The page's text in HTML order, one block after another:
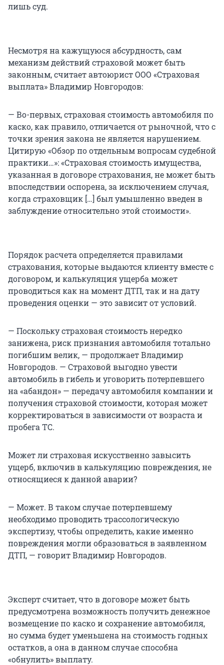
лишь суд.
Несмотря на кажущуюся абсурдность, сам
механизм действий страховой может быть
законным, считает автоюрист ООО «Страховая
выплата» Владимир Новгородов:
— Во-первых, страховая стоимость автомобиля по
каско, как правило, отличается от рыночной, что с
точки зрения закона не является нарушением.
Цитирую «Обзор по отдельным вопросам судебной
практики…»: «Страховая стоимость имущества,
указанная в договоре страхования, не может быть
впоследствии оспорена, за исключением случая,
когда страховщик […] был умышленно введен в
заблуждение относительно этой стоимости».
Порядок расчета определяется правилами
страхования, которые выдаются клиенту вместе с
договором, и калькуляция ущерба может
проводиться как на момент ДТП, так и на дату
проведения оценки — это зависит от условий.
— Поскольку страховая стоимость нередко
занижена, риск признания автомобиля тотально
погибшим велик, — продолжает Владимир
Новгородов. — Страховой выгодно увести
автомобиль в гибель и уговорить потерпевшего
на «абандон» — передачу автомобиля компании и
получения страховой стоимости, которая может
корректироваться в зависимости от возраста и
пробега ТС.
Может ли страховая искусственно завысить
ущерб, включив в калькуляцию повреждения, не
относящиеся к данной аварии?
— Может. В таком случае потерпевшему
необходимо проводить трассологическую
экспертизу, чтобы определить, какие именно
повреждения могли образоваться в заявленном
ДТП, — говорит Владимир Новгородов.
Эксперт считает, что в договоре может быть
предусмотрена возможность получить денежное
возмещение по каско и сохранение автомобиля,
но сумма будет уменьшена на стоимость годных
остатков, а она в данном случае способна
«обнулить» выплату.